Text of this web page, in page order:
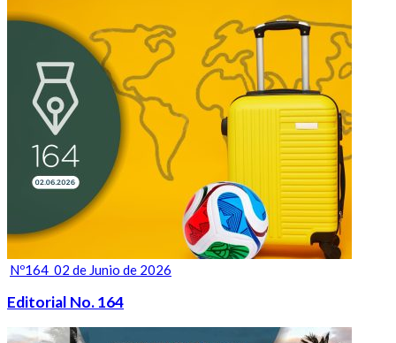
Nº164_02 de Junio de 2026
Editorial No. 164